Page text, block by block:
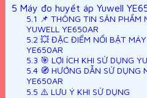
5 Máy đo huyết áp Yuwell
5.1 📌 THÔNG TIN SẢN PHẨM
YUWELL YE650AR
5.2 💥 ĐẶC ĐIỂM NỔI BẬT
YE650AR
5.3 🎯 LỢI ÍCH KHI SỬ DỤNG
5.4🧭 HƯỚNG DẪN SỬ DỤNG
YE650AR
5.5 ⚠️ LƯU Ý KHI SỬ DỤNG